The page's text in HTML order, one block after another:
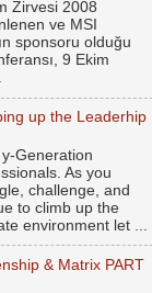
Zirvesi 2008
ve MSI
sponsoru olduğu
9 Ekim
up the Leaderhip
y-Generation
As you
challenge, and
to climb up the
environment let ...
& Matrix PART